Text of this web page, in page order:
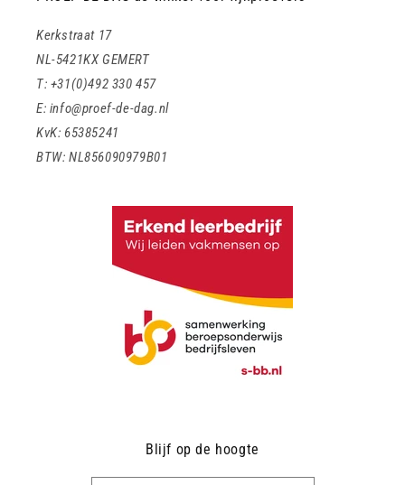
Kerkstraat 17
NL-5421KX GEMERT
T: +31(0)492 330 457
E: info@proef-de-dag.nl
KvK: 65385241
BTW: NL856090979B01
Blijf op de hoogte